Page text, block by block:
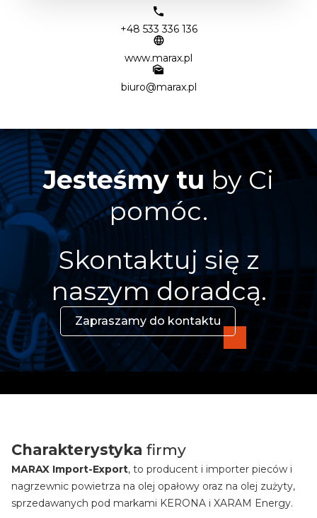
+48 533 336 136
www.marax.pl
biuro@marax.pl
Jesteśmy tu by Ci
pomóc.
Skontaktuj się z
naszym doradcą.
Zapraszamy do kontaktu
Charakterystyka firmy
MARAX Import-Export, to producent i importer pieców i
nagrzewnic powietrza na olej opałowy oraz na olej zużyty,
sprzedawanych pod markami KERONA i XARAM Energy.